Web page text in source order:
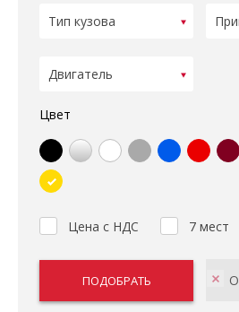
Цвет
Цена с НДС 7 мест